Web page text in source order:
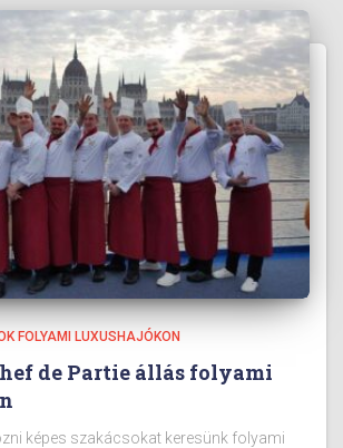
FOLYAMI LUXUSHAJÓKON
de Partie állás folyami
képes szakácsokat keresünk folyami